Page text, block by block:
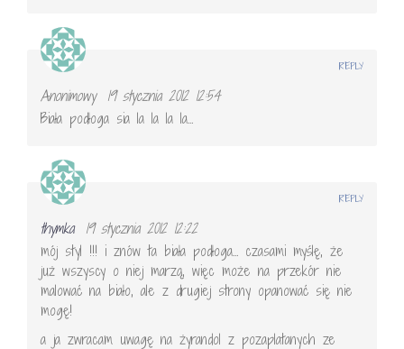
Anonimowy
19 stycznia 2012 12:54
Biała podłoga sia la la la la…
REPLY
thymka
19 stycznia 2012 12:22
mój styl !!! i znów ta biała podłoga… czasami myślę, że
już wszyscy o niej marzą, więc może na przekór nie
malować na biało, ale z drugiej strony opanować się nie
mogę!
a ja zwracam uwagę na żyrandol z pozaplatanych ze
REPLY